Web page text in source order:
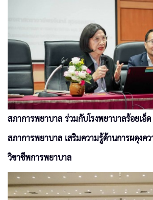
สภาการพยาบาล ร่วมกับโรงพยาบาลร้อยเอ็
สภาการพยาบาล เสริมความรู้ด้านการผดุงค
วิชาชีพการพยาบาล